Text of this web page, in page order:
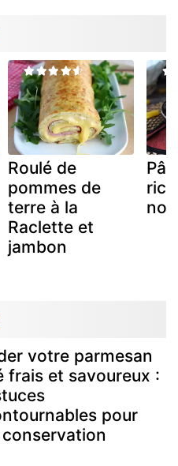
Roulé de
pommes de
terre à la
Raclette et
jambon
votre parmesan
frais et savoureux :
pour